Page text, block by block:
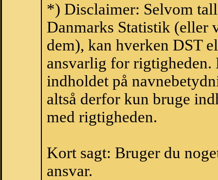
*) Disclaimer: Selvom
Danmarks Statistik (eller
dem), kan hverken DST
ansvarlig for
indholdet på
altså derfor kun bruge
med rigtigheden.
Kort sagt: Bruger du
ansvar.